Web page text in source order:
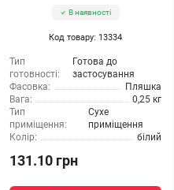
В наявності
Код товару: 13334
Тип
готовності:
Готова до
застосування
Фасовка:
Пляшка
Вага:
0,25 кг
Тип
приміщення:
Сухе
приміщення
Колір:
білий
131.10 грн